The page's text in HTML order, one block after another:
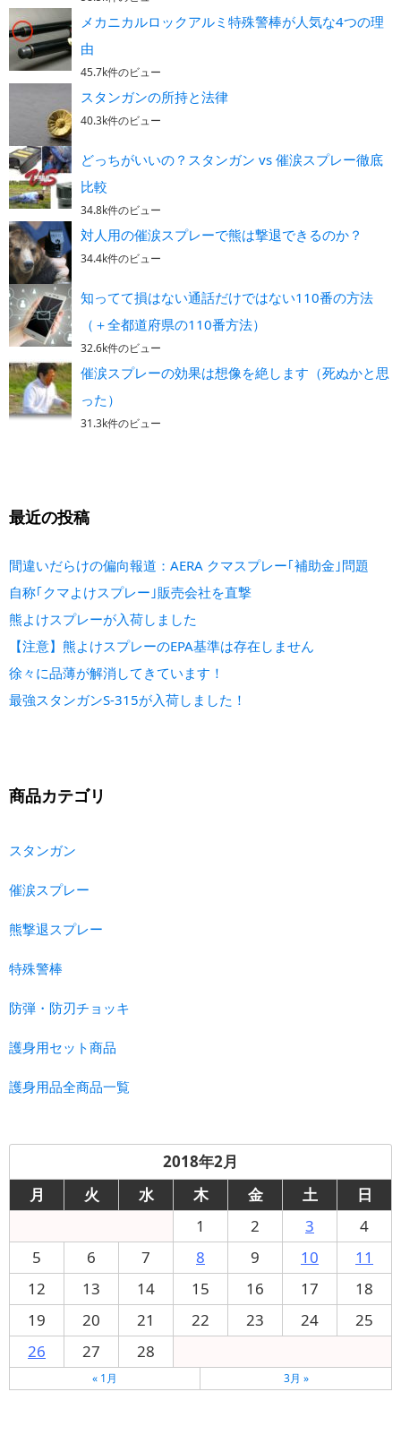
メカニカルロックアルミ特殊警棒が人気な4つの理
由
45.7k件のビュー
スタンガンの所持と法律
40.3k件のビュー
どっちがいいの？スタンガン vs 催涙スプレー徹底
比較
34.8k件のビュー
対人用の催涙スプレーで熊は撃退できるのか？
34.4k件のビュー
知ってて損はない通話だけではない110番の方法
（＋全都道府県の110番方法）
32.6k件のビュー
催涙スプレーの効果は想像を絶します（死ぬかと思
った）
31.3k件のビュー
最近の投稿
間違いだらけの偏向報道：AERA クマスプレー｢補助金｣問題
自称｢クマよけスプレー｣販売会社を直撃
熊よけスプレーが入荷しました
【注意】熊よけスプレーのEPA基準は存在しません
徐々に品薄が解消してきています！
最強スタンガンS-315が入荷しました！
商品カテゴリ
スタンガン
催涙スプレー
熊撃退スプレー
特殊警棒
防弾・防刃チョッキ
護身用セット商品
護身用品全商品一覧
2018年2月
月
火 水 木 金 土
日
1
2 3
4
5
6 7 8 9 10
11
12
13 14 15 16 17
18
19
20 21 22 23 24
25
26
27 28
« 1月 3月 »